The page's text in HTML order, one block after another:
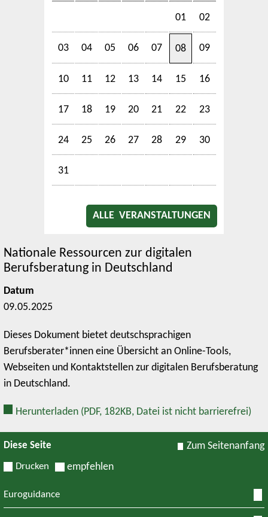
01 02
03 04 05 06 07 08 09
10 11 12 13 14 15 16
17 18 19 20 21 22 23
24 25 26 27 28 29 30
31
ALLE VERANSTALTUNGEN
Nationale Ressourcen zur digitalen
Berufsberatung in Deutschland
Datum
09.05.2025
Dieses Dokument bietet deutschsprachigen
Berufsberater*innen eine Übersicht an Online-Tools,
Webseiten und Kontaktstellen zur digitalen Berufsberatung
in Deutschland.
Herunterladen (PDF, 182KB, Datei ist nicht barrierefrei)
Diese Seite
Drucken empfehlen
Zum Seitenanfang
Euroguidance